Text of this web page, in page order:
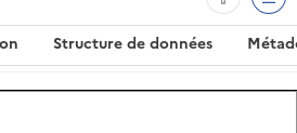
Structure de données